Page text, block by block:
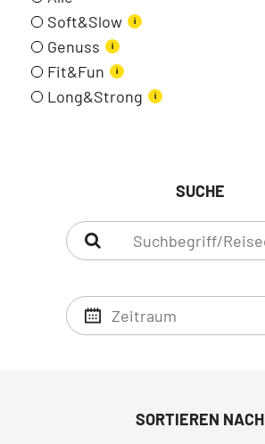
Soft&Slow
i
Genuss i
Fit&Fun i
Long&Strong i
SUCHE
SORTIEREN NACH